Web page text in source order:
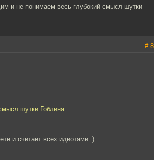
и не понимаем весь глубокий смысл шутки
# 8
шутки Гоблина.
и считает всех идиотами :)